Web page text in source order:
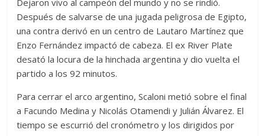
Dejaron vivo al campeón del mundo y no se rindió.
Después de salvarse de una jugada peligrosa de Egipto,
una contra derivó en un centro de Lautaro Martínez que
Enzo Fernández impactó de cabeza. El ex River Plate
desató la locura de la hinchada argentina y dio vuelta el
partido a los 92 minutos.
Para cerrar el arco argentino, Scaloni metió sobre el final
a Facundo Medina y Nicolás Otamendi y Julián Álvarez. El
tiempo se escurrió del cronómetro y los dirigidos por